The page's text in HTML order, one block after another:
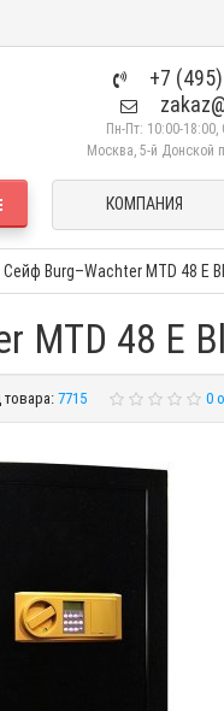
+7
Пн-Пт: 10:00-
Москва, 5-й Донской
КОМПАНИЯ
Сейф Burg–Wachter MTD 48 E
MTD 48 E
7715 0